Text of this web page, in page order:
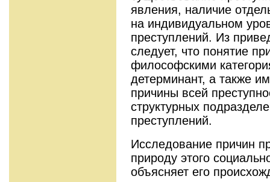
явления, наличие
на индивидуальном
преступлений. Из
следует, что понятие
философскими
детерминант, а также
причины всей
структурных
преступлений.
Исследование причин
природу этого
объясняет его